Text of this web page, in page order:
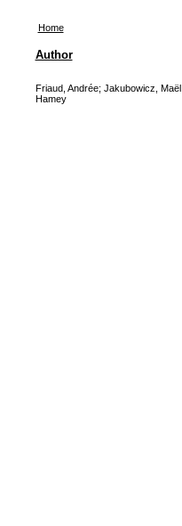
Home
Author
Friaud, Andrée; Jakubowicz, Maël
Hamey